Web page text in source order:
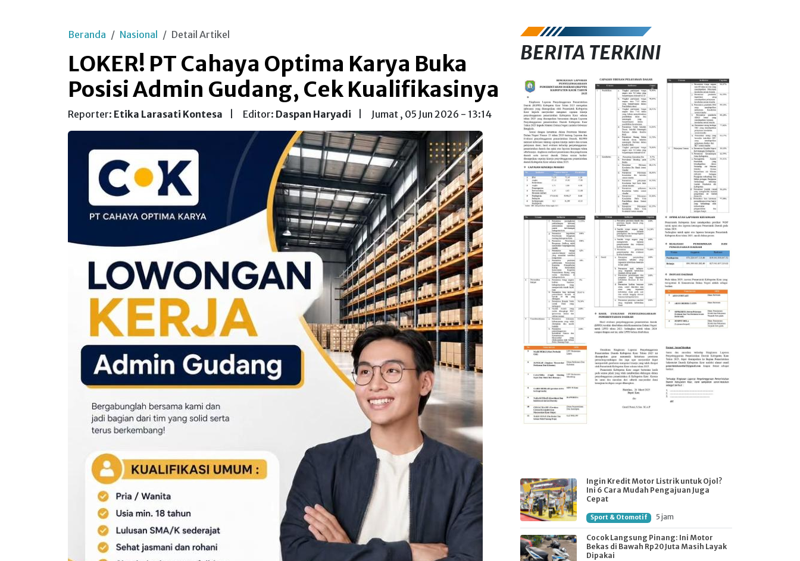
Beranda Nasional Detail Artikel
LOKER! PT Cahaya Optima Karya Buka
Posisi Admin Gudang, Cek Kualifikasinya
Reporter: Etika Larasati Kontesa Editor: Daspan Haryadi Jumat , 05 Jun 2026 - 13:14
BERITA TERKINI
Ingin Kredit Motor Listrik untuk Ojol?
Ini 6 Cara Mudah Pengajuan Juga
Cepat
Sport & Otomotif 5 jam
Cocok Langsung Pinang: Ini Motor
Bekas di Bawah Rp20 Juta Masih Layak
Dipakai